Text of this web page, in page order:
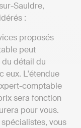
Sauldre,
:
proposés
peut
détail du
eux. L'étendue
comptable
sera fonction
pour vous.
vous